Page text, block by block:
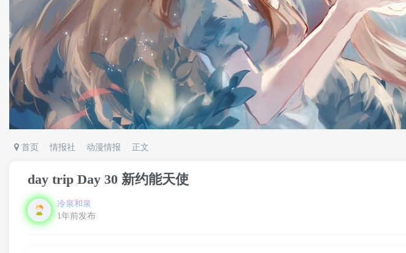
首页 情报社 动漫情报 正文
day trip Day 30 新约能天使
冷泉和泉
1年前发布